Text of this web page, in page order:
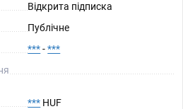
Відкрита підписка
Публічне
***-***
*** HUF